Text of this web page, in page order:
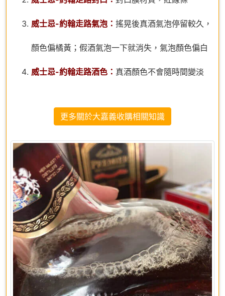
威士忌-約翰走路氣泡： 搖晃後真酒氣泡停留較久，
顏色偏橘黃；假酒氣泡一下就消失，氣泡顏色偏白
威士忌-約翰走路酒色： 真酒顏色不會隨時間變淡
更多關於大嘉義收購相關知識